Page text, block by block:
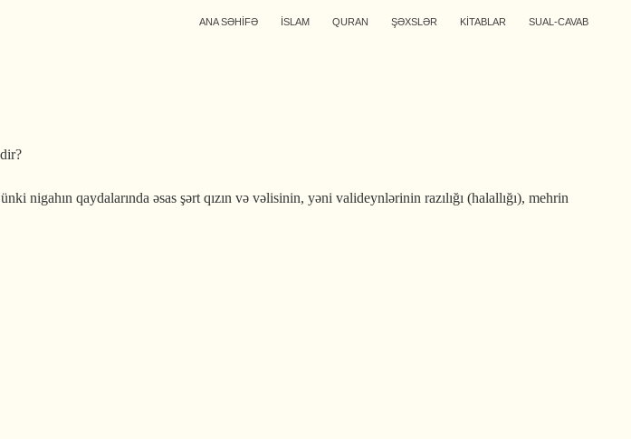
ANA SƏHİFƏ İSLAM QURAN ŞƏXSLƏR KİTABLAR SUAL-CAVAB
qaydalarında əsas şərt qızın və vəlisinin, yəni valideynlərinin razılığı (halallığı), mehrin